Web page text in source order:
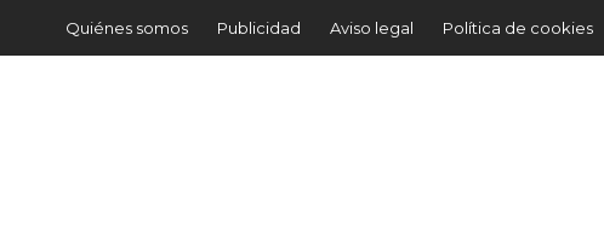
Quiénes somos Publicidad Aviso legal Política de cookies